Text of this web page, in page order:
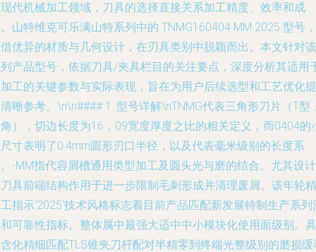
代机械加工领域，刀具的选择直接关系加工精度、效率和成
山特维克可乐满山特系列中的 TNMG160404 MM 2025 型号，
优异的材质与几何设计，在刃具类别中脱颖而出。本文针对该
产品型号，依据刀具/夹具栏目的关注要点，深度分析其适用
工的关键参数与实际表现，旨在为用户后续选型和工艺优化提
晰参考。\n\n#### 1. 型号详解\nTNMG代表三角形刀片（T型
），切边长度为16，09宽度厚度之比的相关定义，而0404的
寸表明了0.4mm圆形刃口半径，以及代表毫米级别的长度系
-MM指代容屑槽通用类型加工及圆头光与磨的结合。尤其设计
具前端结构作用于进一步限制毛刺形成并清理废屑。该年轮精
指示‘2025’技术风格标志着目前产品匹配新发展特制生产系列
可靠性指标。整体属中最强大适中中小模块化使用面级别。具
化精细匹配TLS锥夹刀杆配对半精零到终端光整级别的磨损缓